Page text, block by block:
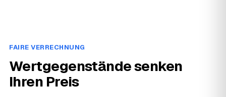
FAIRE VERRECHNUNG
Wertgegenstände senken
Ihren Preis